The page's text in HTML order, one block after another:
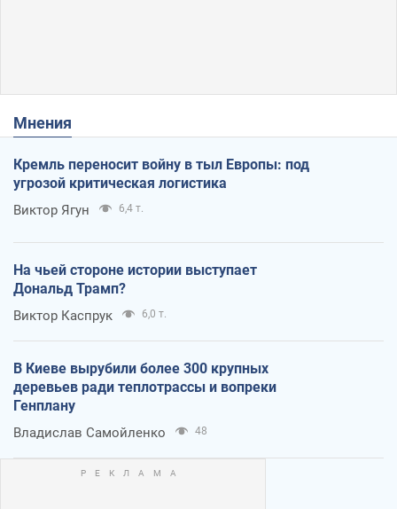
Мнения
Кремль переносит войну в тыл Европы: под
угрозой критическая логистика
Виктор Ягун 6,4 т.
На чьей стороне истории выступает
Дональд Трамп?
Виктор Каспрук 6,0 т.
В Киеве вырубили более 300 крупных
деревьев ради теплотрассы и вопреки
Генплану
Владислав Самойленко 48